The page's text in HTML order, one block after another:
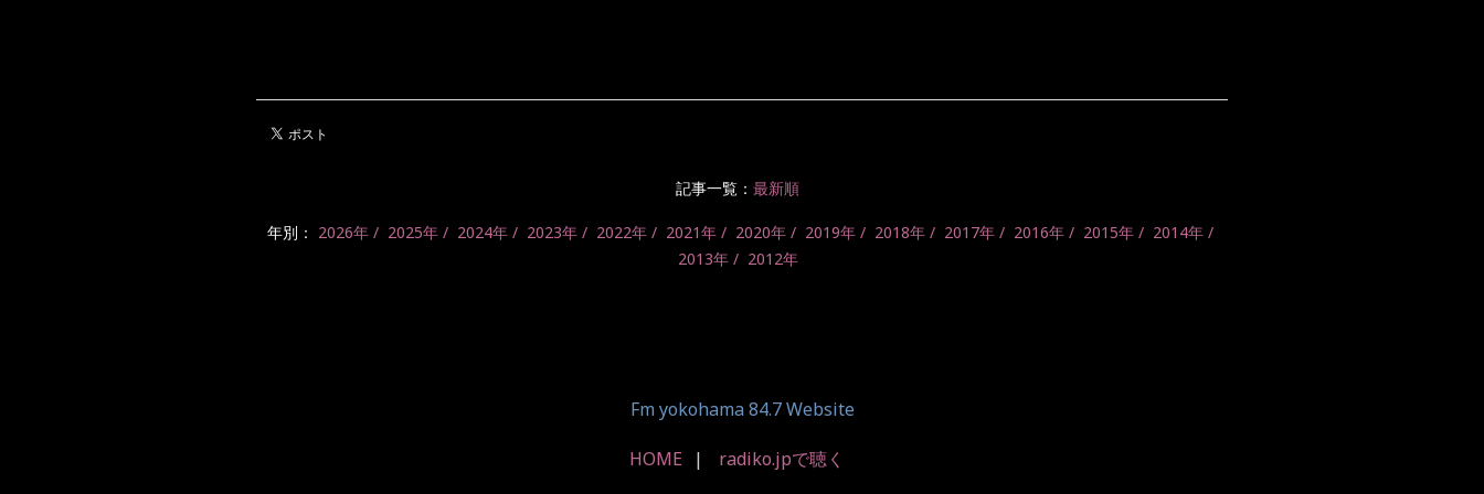
記事一覧： 最新順
年別： 2026年 2025年 2024年 2023年 2022年 2021年 2020年 2019年 2018年 2017年 2016年 2015年
2014年
2013年
2012年
Fm yokohama 84.7 Website
HOME radiko.jpで聴く